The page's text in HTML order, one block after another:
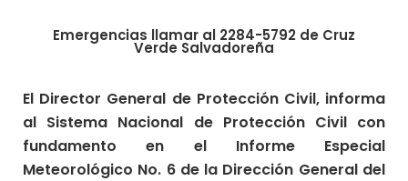
Emergencias llamar al 2284-5792 de Cruz
Verde Salvadoreña
El Director General de Protección Civil, informa
al Sistema Nacional de Protección Civil con
fundamento en el Informe Especial
Meteorológico No. 6 de la Dirección General del